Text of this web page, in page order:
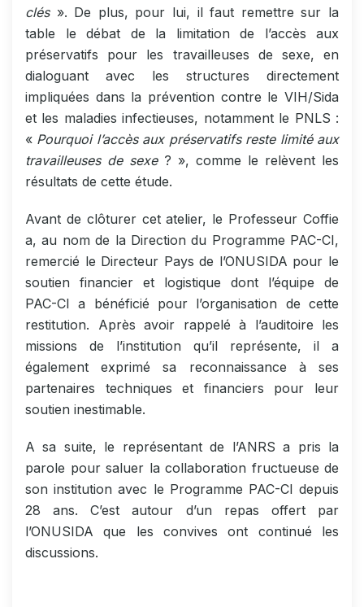
clés ». De plus, pour lui, il faut remettre sur la
table le débat de la limitation de l’accès aux
préservatifs pour les travailleuses de sexe, en
dialoguant avec les structures directement
impliquées dans la prévention contre le VIH/Sida
et les maladies infectieuses, notamment le PNLS :
« Pourquoi l’accès aux préservatifs reste limité aux
travailleuses de sexe? », comme le relèvent les
résultats de cette étude.
Avant de clôturer cet atelier, le Professeur Coffie
a, au nom de la Direction du Programme PAC-CI,
remercié le Directeur Pays de l’ONUSIDA pour le
soutien financier et logistique dont l’équipe de
PAC-CI a bénéficié pour l’organisation de cette
restitution. Après avoir rappelé à l’auditoire les
missions de l’institution qu’il représente, il a
également exprimé sa reconnaissance à ses
partenaires techniques et financiers pour leur
soutien inestimable.
A sa suite, le représentant de l’ANRS a pris la
parole pour saluer la collaboration fructueuse de
son institution avec le Programme PAC-CI depuis
28 ans. C’est autour d’un repas offert par
l’ONUSIDA que les convives ont continué les
discussions.